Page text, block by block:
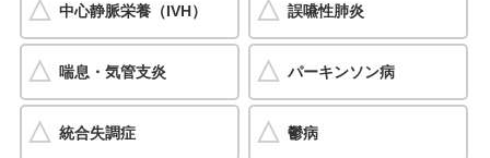
中心静脈栄養（IVH） 誤嚥性肺炎
喘息・気管支炎 パーキンソン病
統合失調症 鬱病